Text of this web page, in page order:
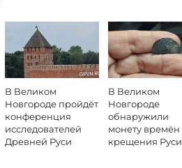
В Великом
Новгороде пройдёт
конференция
исследователей
Древней Руси
В Великом
Новгороде
обнаружили
монету времён
крещения Руси